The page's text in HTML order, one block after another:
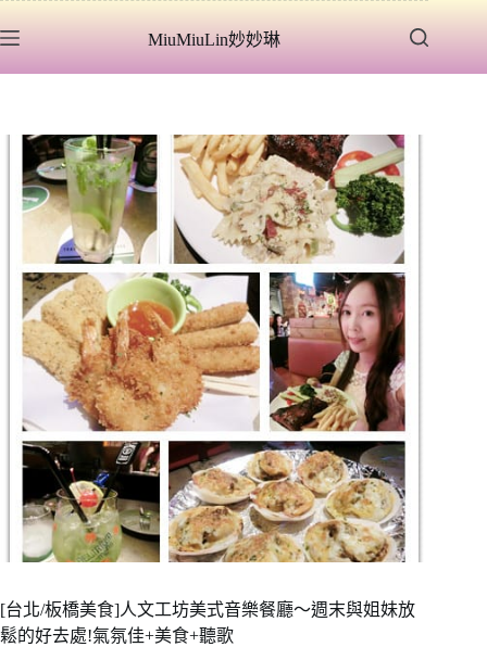
至
MiuMiuLin妙妙琳
[台北/板橋美食]人文工坊美式音樂餐廳～週末與姐妹放
鬆的好去處!氣氛佳+美食+聽歌